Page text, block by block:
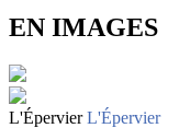
EN IMAGES
L'Épervier L'Épervier